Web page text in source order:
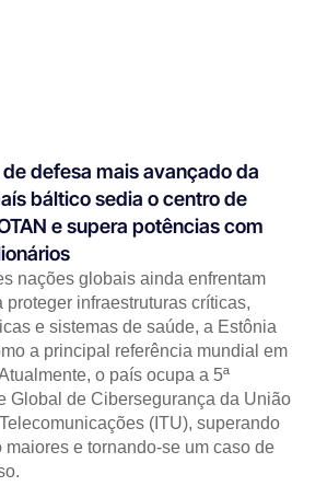
defesa mais avançado da
báltico sedia o centro de
e supera potências com
nações globais ainda enfrentam
infraestruturas críticas,
e sistemas de saúde, a Estônia
a principal referência mundial em
o país ocupa a 5ª
Global de Cibersegurança da União
(ITU), superando
e tornando-se um caso de